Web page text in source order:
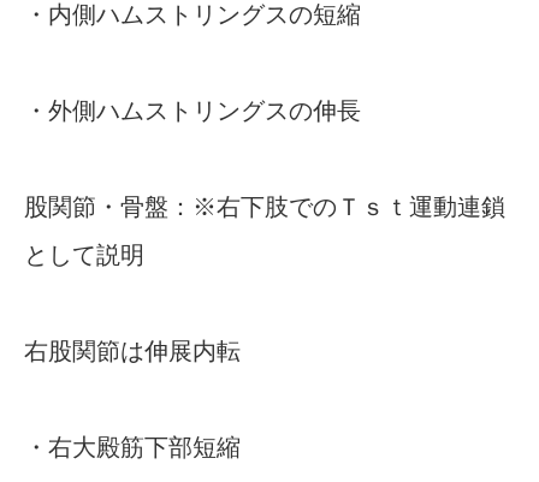
・内側ハムストリングスの短縮
・外側ハムストリングスの伸長
股関節・骨盤：※右下肢でのＴｓｔ運動連鎖
として説明
右股関節は伸展内転
・右大殿筋下部短縮